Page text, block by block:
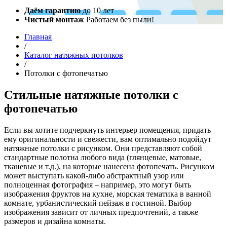
Даём гарантиюдо 10 лет
Чистый монтаж Работаем без пыли!
Главная
/
Каталог натяжных потолков
/
Потолки с фотопечатью
Стильные натяжные потолки с
фотопечатью
Если вы хотите подчеркнуть интерьер помещения, придать
ему оригинальности и свежести, вам оптимально подойдут
натяжные потолки с рисунком. Они представляют собой
стандартные полотна любого вида (глянцевые, матовые,
тканевые и т.д.), на которые нанесена фотопечать. Рисунком
может выступать какой-либо абстрактный узор или
полноценная фотография – например, это могут быть
изображения фруктов на кухне, морская тематика в ванной
комнате, урбанистический пейзаж в гостиной. Выбор
изображения зависит от личных предпочтений, а также
размеров и дизайна комнаты.